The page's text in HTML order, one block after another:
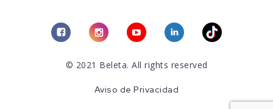
© 2021 Beleta. All rights reserved
Aviso de Privacidad